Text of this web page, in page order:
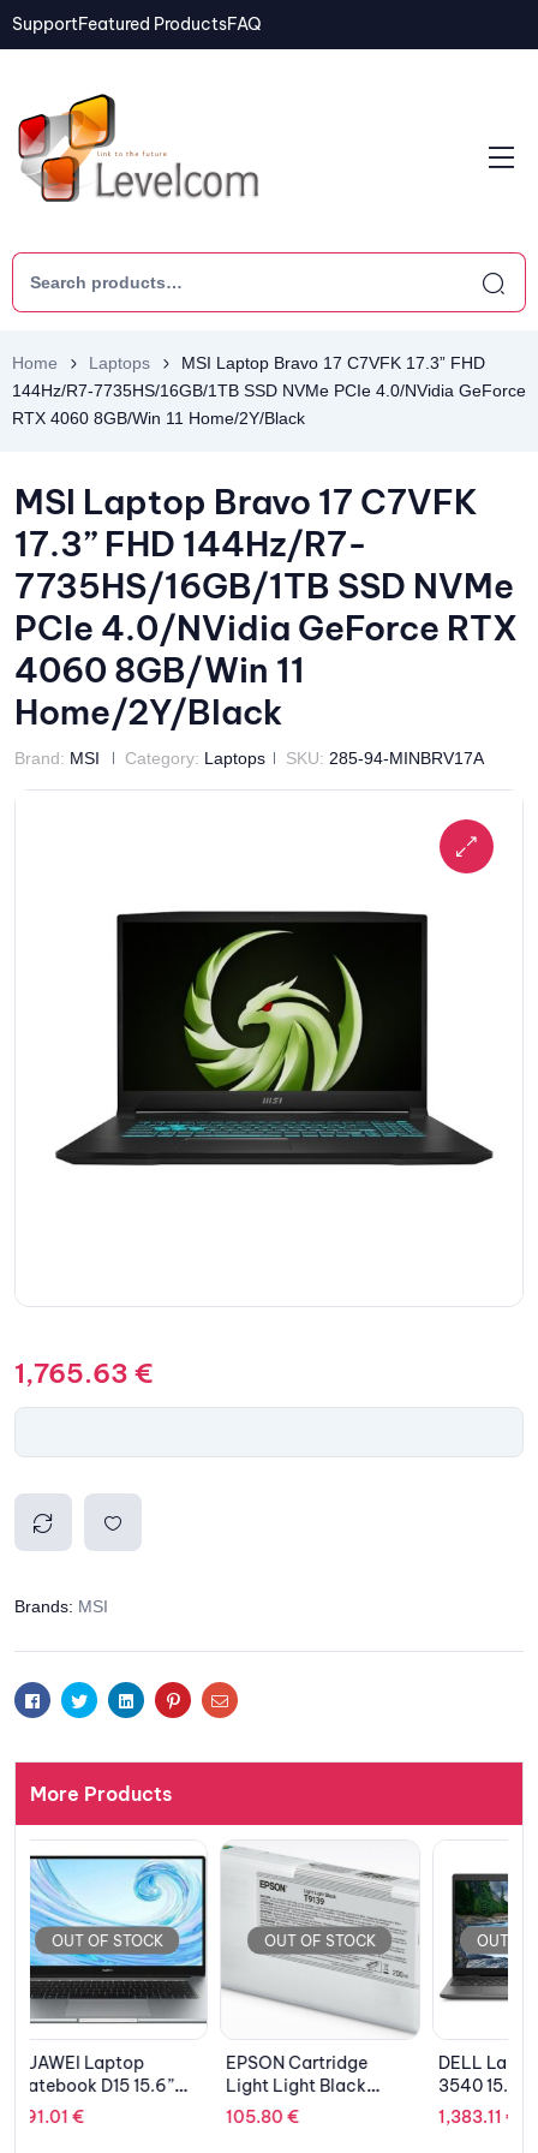
SupportFeatured ProductsFAQ
Home Laptops
MSI Laptop Bravo 17 C7VFK 17.3” FHD
144Hz/R7-7735HS/16GB/1TB SSD NVMe PCIe 4.0/NVidia GeForce
RTX 4060 8GB/Win 11 Home/2Y/Black
MSI Laptop Bravo 17 C7VFK
17.3” FHD 144Hz/R7-
7735HS/16GB/1TB SSD NVMe
PCIe 4.0/NVidia GeForce RTX
4060 8GB/Win 11
Home/2Y/Black
Brand: MSI Category: Laptops SKU: 285-94-MINBRV17A
1,765.63 €
t
Brands: MSI
FacebookTwitterLinkedinPinterestEmail
More Products
OUT OF STOCK
EPSON Cartridge
Light Light Black
C13T913900
105.80
OUT OF STOCK
DELL Laptop Latitude
3540 15.6” FHD/i7-
1355U/16GB/512GB
1,383.11
OUT
480GB,
127.37